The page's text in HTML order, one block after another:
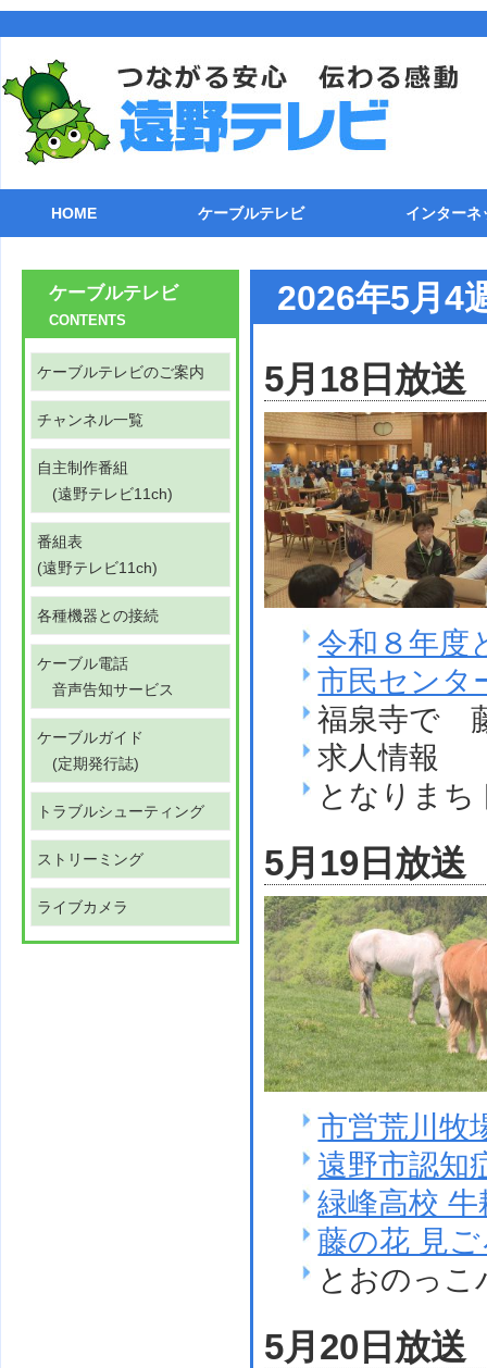
HOME ケーブルテレビ インターネ
ケーブルテレビ
CONTENTS
ケーブルテレビのご案内
チャンネル一覧
自主制作番組
(遠野テレビ11ch)
番組表
(遠野テレビ11ch)
各種機器との接続
ケーブル電話
音声告知サービス
ケーブルガイド
(定期発行誌)
トラブルシューティング
ストリーミング
ライブカメラ
2026年5月4
5月18日放送
令和８年度
市民センタ
福泉寺で
求人情報
となりまち
5月19日放送
市営荒川牧
遠野市認知
緑峰高校
藤の花 見
とおのっこ
5月20日放送